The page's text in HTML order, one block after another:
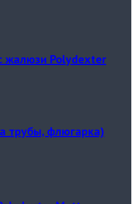
жалюзи Polydexter
трубы, флюгарка)